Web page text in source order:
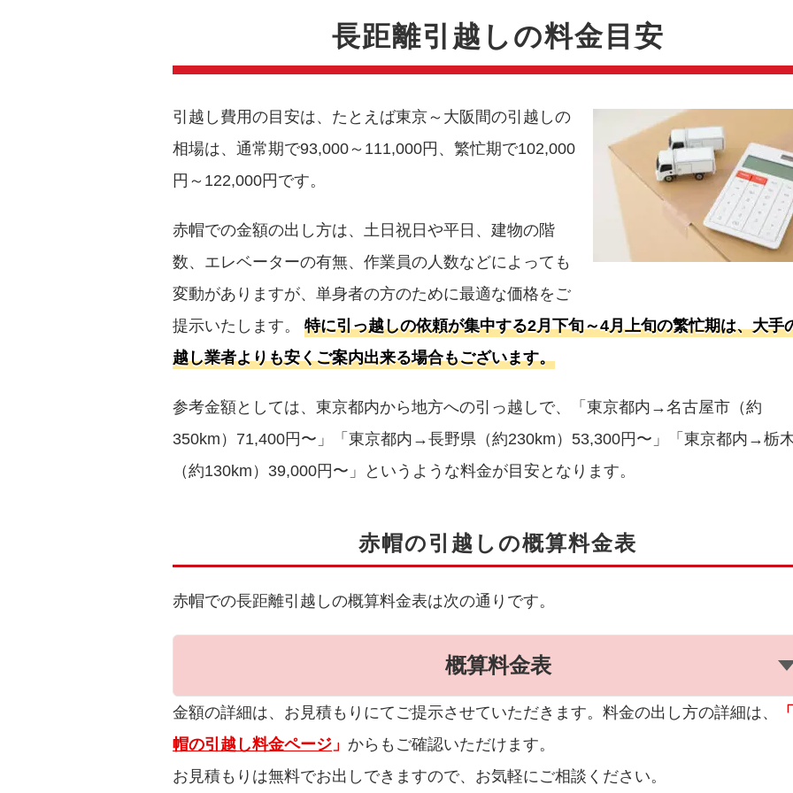
長距離引越しの料金目安
引越し費用の目安は、たとえば東京～大阪間の引越しの
相場は、通常期で93,000～111,000円、繁忙期で102,000
円～122,000円です。
赤帽での金額の出し方は、土日祝日や平日、建物の階
数、エレベーターの有無、作業員の人数などによっても
変動がありますが、単身者の方のために最適な価格をご
提示いたします。 特に引っ越しの依頼が集中する2月下旬～4月上旬の繁忙期は、大手
越し業者よりも安くご案内出来る場合もございます。
参考金額としては、東京都内から地方への引っ越しで、「東京都内→名古屋市（約
350km）71,400円〜」「東京都内→長野県（約230km）53,300円〜」「東京都内→栃
（約130km）39,000円〜」というような料金が目安となります。
赤帽の引越しの概算料金表
赤帽での長距離引越しの概算料金表は次の通りです。
概算料金表
金額の詳細は、お見積もりにてご提示させていただきます。料金の出し方の詳細は、
「
帽の引越し料金ページ 」 からもご確認いただけます。
お見積もりは無料でお出しできますので、お気軽にご相談ください。